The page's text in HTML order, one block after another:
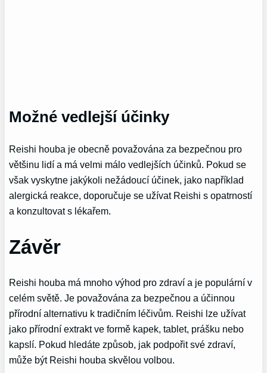
Možné vedlejší účinky
Reishi houba je obecně považována za bezpečnou pro
většinu lidí a má velmi málo vedlejších účinků. Pokud se
však vyskytne jakýkoli nežádoucí účinek, jako například
alergická reakce, doporučuje se užívat Reishi s opatrností
a konzultovat s lékařem.
Závěr
Reishi houba má mnoho výhod pro zdraví a je populární v
celém světě. Je považována za bezpečnou a účinnou
přírodní alternativu k tradičním léčivům. Reishi lze užívat
jako přírodní extrakt ve formě kapek, tablet, prášku nebo
kapslí. Pokud hledáte způsob, jak podpořit své zdraví,
může být Reishi houba skvělou volbou.